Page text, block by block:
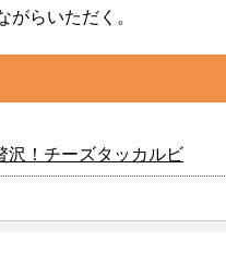
がらいただく。
沢！チーズタッカルビ